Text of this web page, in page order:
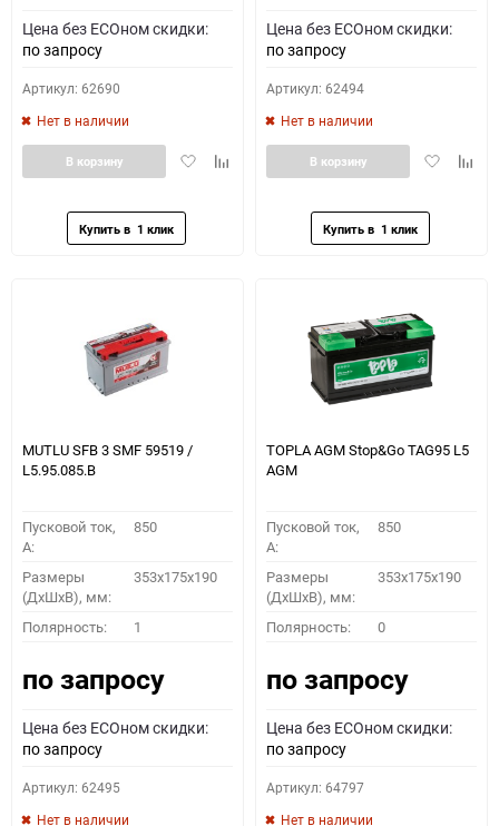
Цена без ECOном скидки:
по запросу
Артикул: 62690
Нет в наличии
ДобавитьДобавить
В корзину
Цена без ECOном скидки:
по запросу
Артикул: 62494
Нет в наличии
Добавить
В корзину
MUTLU SFB 3 SMF 59519 /
L5.95.085.B
Пусковой ток,
A:
850
Размеры
(ДхШхВ), мм:
353x175x190
Полярность: 1
по запросу
Цена без ECOном скидки:
по запросу
Артикул: 62495
Нет в наличии
TOPLA AGM Stop&Go TAG95 L5
AGM
Пусковой ток,
A:
850
Размеры
(ДхШхВ), мм:
353x175x190
Полярность: 0
по запросу
Цена без ECOном скидки:
по запросу
Артикул: 64797
Нет в наличии